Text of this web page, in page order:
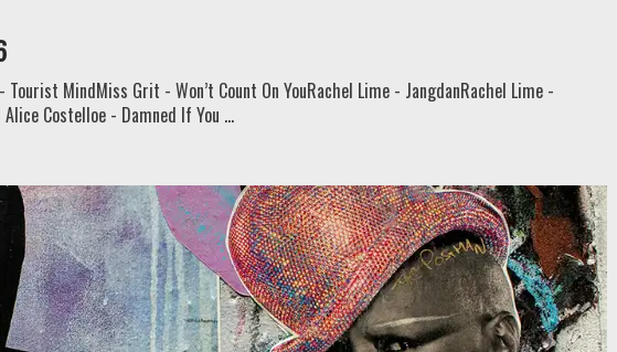
MindMiss Grit - Won’t Count On YouRachel Lime - JangdanRachel Lime -
Costelloe - Damned If You ...